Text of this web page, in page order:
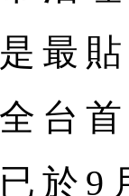
最
台
於9